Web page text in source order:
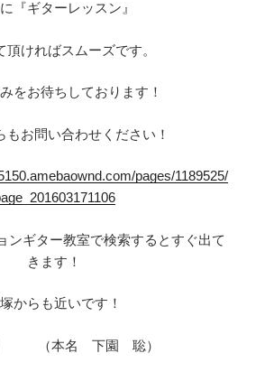
『ギターレッスン』
頂ければスムーズです。
をお待ちしております！
もお問い合わせください！
pages/1189525/
ンギター教室で検索するとすぐ出て
きます！
からも近いです！
（本名 下園 聡）